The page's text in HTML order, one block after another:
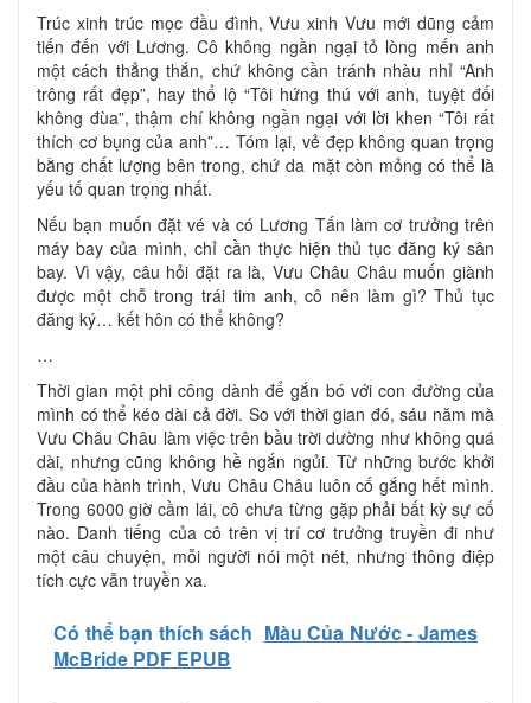
Trúc xinh trúc mọc đầu đình, Vưu xinh Vưu mới dũng cảm
tiến đến với Lương. Cô không ngần ngại tỏ lòng mến anh
một cách thẳng thắn, chứ không cần tránh nhàu nhỉ “Anh
trông rất đẹp”, hay thổ lộ “Tôi hứng thú với anh, tuyệt đối
không đùa”, thậm chí không ngần ngại với lời khen “Tôi rất
thích cơ bụng của anh”… Tóm lại, vẻ đẹp không quan trọng
bằng chất lượng bên trong, chứ da mặt còn mỏng có thể là
yếu tố quan trọng nhất.
Nếu bạn muốn đặt vé và có Lương Tấn làm cơ trưởng trên
máy bay của mình, chỉ cần thực hiện thủ tục đăng ký sân
bay. Vì vậy, câu hỏi đặt ra là, Vưu Châu Châu muốn giành
được một chỗ trong trái tim anh, cô nên làm gì? Thủ tục
đăng ký… kết hôn có thể không?
…
Thời gian một phi công dành để gắn bó với con đường của
mình có thể kéo dài cả đời. So với thời gian đó, sáu năm mà
Vưu Châu Châu làm việc trên bầu trời dường như không quá
dài, nhưng cũng không hề ngắn ngủi. Từ những bước khởi
đầu của hành trình, Vưu Châu Châu luôn cố gắng hết mình.
Trong 6000 giờ cầm lái, cô chưa từng gặp phải bất kỳ sự cố
nào. Danh tiếng của cô trên vị trí cơ trưởng truyền đi như
một câu chuyện, mỗi người nói một nét, nhưng thông điệp
tích cực vẫn truyền xa.
Có thể bạn thích sách Màu Của Nước - James
McBride PDF EPUB